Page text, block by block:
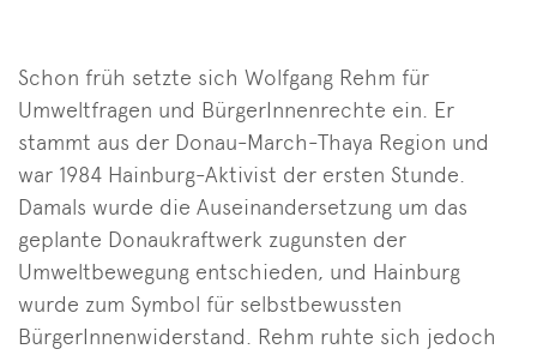
Schon früh setzte sich Wolfgang Rehm für
Umweltfragen und BürgerInnenrechte ein. Er
stammt aus der Donau-March-Thaya Region und
war 1984 Hainburg-Aktivist der ersten Stunde.
Damals wurde die Auseinandersetzung um das
geplante Donaukraftwerk zugunsten der
Umweltbewegung entschieden, und Hainburg
wurde zum Symbol für selbstbewussten
BürgerInnenwiderstand. Rehm ruhte sich jedoch